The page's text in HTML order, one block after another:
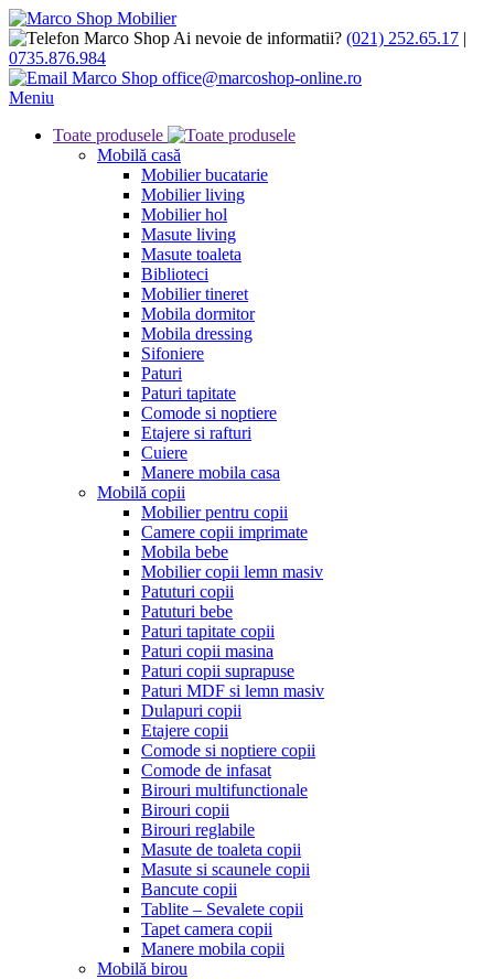
Ai nevoie de informatii? (021) 252.65.17 |
0735.876.984
office@marcoshop-online.ro
Meniu
Toate produsele
Mobilă casă
Mobilier bucatarie
Mobilier living
Mobilier hol
Masute living
Masute toaleta
Biblioteci
Mobilier tineret
Mobila dormitor
Mobila dressing
Sifoniere
Paturi
Paturi tapitate
Comode si noptiere
Etajere si rafturi
Cuiere
Manere mobila casa
Mobilă copii
Mobilier pentru copii
Camere copii imprimate
Mobila bebe
Mobilier copii lemn masiv
Patuturi copii
Patuturi bebe
Paturi tapitate copii
Paturi copii masina
Paturi copii suprapuse
Paturi MDF si lemn masiv
Dulapuri copii
Etajere copii
Comode si noptiere copii
Comode de infasat
Birouri multifunctionale
Birouri copii
Birouri reglabile
Masute de toaleta copii
Masute si scaunele copii
Bancute copii
Tablite – Sevalete copii
Tapet camera copii
Manere mobila copii
Mobilă birou